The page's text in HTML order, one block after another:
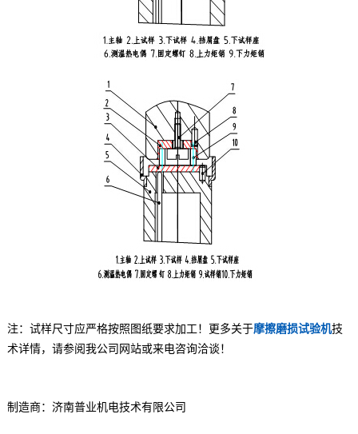
注：试样尺寸应严格按照图纸要求加工！更多关于摩擦磨损试验机技
术详情，请参阅我公司网站或来电咨询洽谈！
制造商：济南普业机电技术有限公司